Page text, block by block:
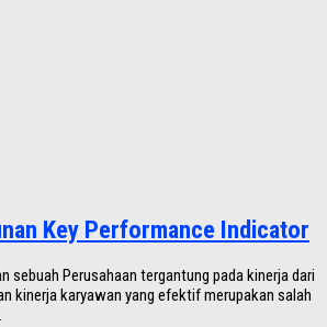
Key Performance Indicator
sebuah Perusahaan tergantung pada kinerja dari
kinerja karyawan yang efektif merupakan salah